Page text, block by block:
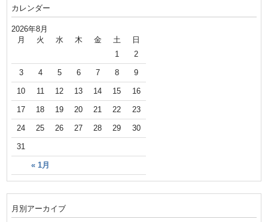
カレンダー
2026年8月
月 火 水 木 金 土 日
« 1月
1 2
3 4 5 6 7 8 9
10 11 12 13 14 15 16
17 18 19 20 21 22 23
24 25 26 27 28 29 30
31
月別アーカイブ